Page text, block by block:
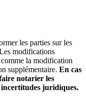
les parties sur les
modifications
comme la modification
supplémentaire. En cas
notarier les
juridiques.